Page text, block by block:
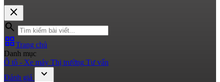
close
search
grid_viewTrang chủ
Danh mục
Ô tô - Xe máy Thị trường Tư vấn
Đánh giá
expand_more